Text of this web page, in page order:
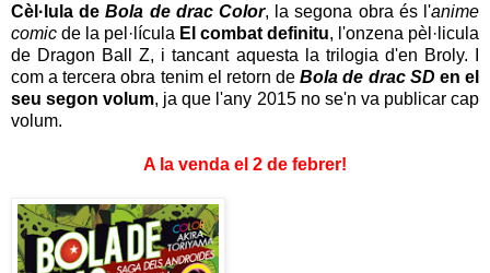
Cèl·lula deBola de drac Color, la segona obra és l'anime
comic de la pel·lícula El combat definitu, l'onzena pèl·licula
de Dragon Ball Z, i tancant aquesta la trilogia d'en Broly. I
com a tercera obra tenim el retorn deBola de drac SD en el
seu segon volum, ja que l'any 2015 no se'n va publicar cap
volum.
A la venda el 2 de febrer!